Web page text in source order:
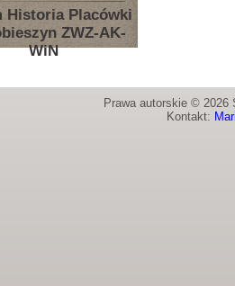
Historia Placówki
ZWZ-AK-
WiN
Prawa autorskie © 2026
Kontakt: